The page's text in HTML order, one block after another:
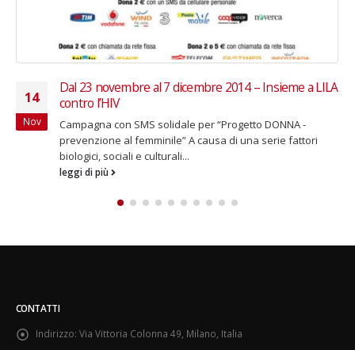
30
Ott
Ottobre 2018 – Under 30: abbonamenti speciali per i
concerti della Filarmonica della Scala
Nuove “formule giovani” per seguire la stagione a prezzi
agevolati Chailly, Gergiev, Chung, Gatti, Mariotti, Harding: è
una parata di stelle...
leggi di più
CONTATTI
Indirizzo: Via Vittoria Colonna 49, Milano, Italia